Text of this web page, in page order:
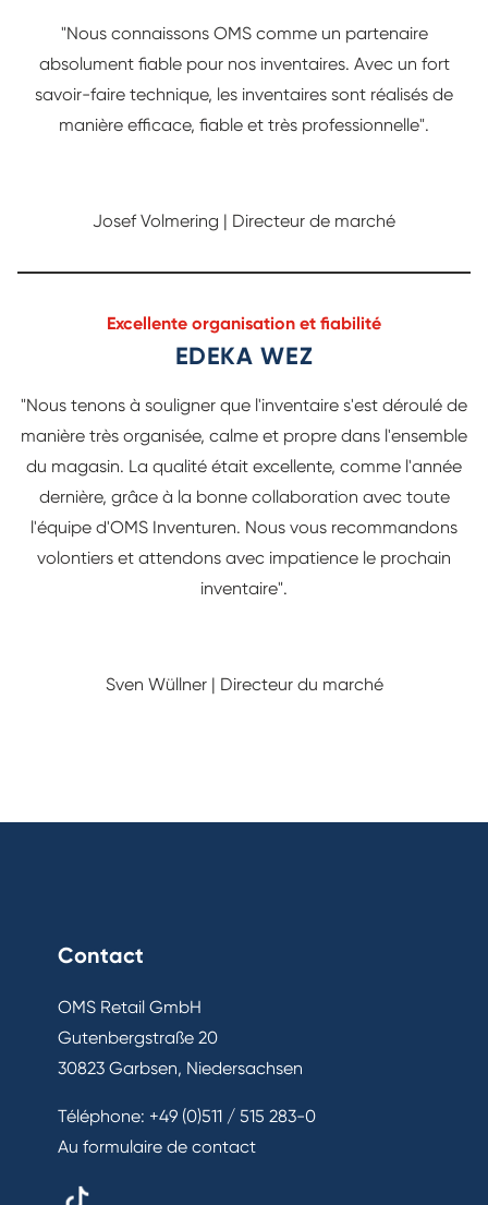
"Nous connaissons OMS comme un partenaire
absolument fiable pour nos inventaires. Avec un fort
savoir-faire technique, les inventaires sont réalisés de
manière efficace, fiable et très professionnelle".
Josef Volmering | Directeur de marché
Excellente organisation et fiabilité
EDEKA WEZ
"Nous tenons à souligner que l'inventaire s'est déroulé de
manière très organisée, calme et propre dans l'ensemble
du magasin. La qualité était excellente, comme l'année
dernière, grâce à la bonne collaboration avec toute
l'équipe d'OMS Inventuren. Nous vous recommandons
volontiers et attendons avec impatience le prochain
inventaire".
Sven Wüllner | Directeur du marché
Contact
OMS Retail GmbH
Gutenbergstraße 20
30823 Garbsen, Niedersachsen
Téléphone: +49 (0)511 / 515 283-0
Au formulaire de contact